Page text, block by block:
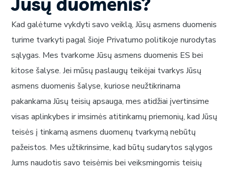
Kad galėtume vykdyti savo veiklą, Jūsų asmens duomenis
turime tvarkyti pagal šioje Privatumo politikoje nurodytas
sąlygas. Mes tvarkome Jūsų asmens duomenis ES bei
kitose šalyse. Jei mūsų paslaugų teikėjai tvarkys Jūsų
asmens duomenis šalyse, kuriose neužtikrinama
pakankama Jūsų teisių apsauga, mes atidžiai įvertinsime
visas aplinkybes ir imsimės atitinkamų priemonių, kad Jūsų
teisės į tinkamą asmens duomenų tvarkymą nebūtų
pažeistos. Mes užtikrinsime, kad būtų sudarytos sąlygos
Jums naudotis savo teisėmis bei veiksmingomis teisių